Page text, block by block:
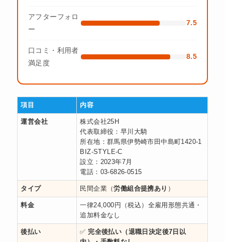
アフターフォロ
ー
7.5
口コミ・利用者
満足度
8.5
項目 内容
運営会社
株式会社25H
代表取締役：早川大騎
所在地：群馬県伊勢崎市田中島町1420-1
BIZ-STYLE-C
設立：2023年7月
電話：03-6826-0515
タイプ 民間企業（労働組合提携あり ）
料金
一律24,000円（税込）全雇用形態共通・
追加料金なし
後払い ✅完全後払い（退職日決定後7日以